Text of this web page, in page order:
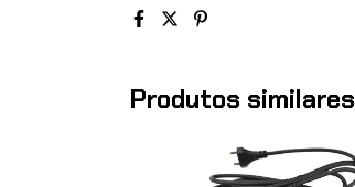
Produtos similares